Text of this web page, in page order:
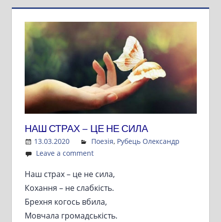
НАШ СТРАХ – ЦЕ НЕ СИЛА
13.03.2020 Admin
Поезія, Рубець Олександр
Leave a comment
Наш страх – це не сила,
Кохання – не слабкість.
Брехня когось вбила,
Мовчала громадськість.